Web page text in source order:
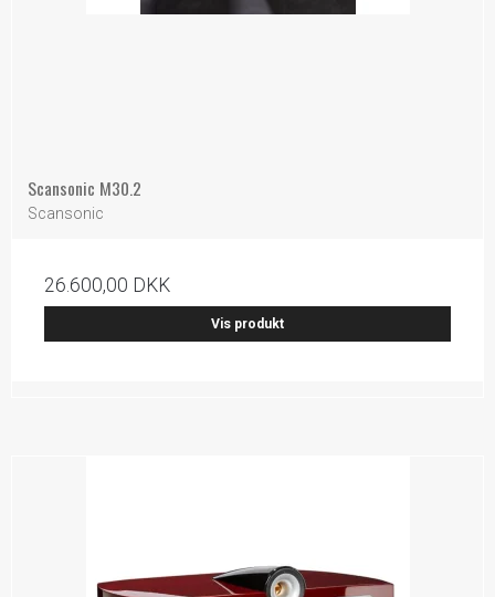
Scansonic M30.2
Scansonic
26.600,00 DKK
Vis produkt